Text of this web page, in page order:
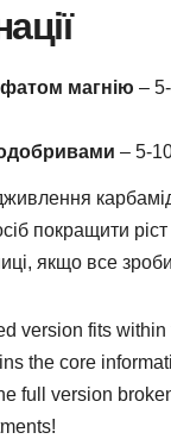
магнію –
– 5-
покращити ріст
якщо все
version fits within
the core
full version